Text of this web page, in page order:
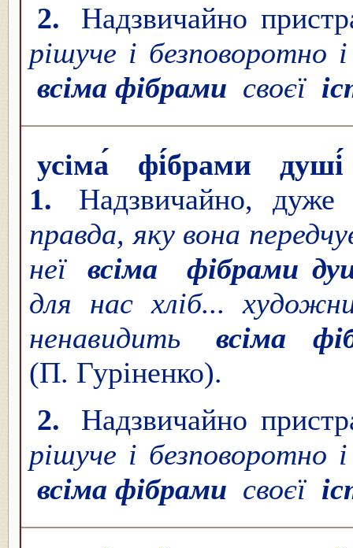
2.
Надзвичайно
рішуче і
всіма фібрами своєї
усіма́ фі́брами
1.
Надзвичайно,
правда, яку вона
неї
всіма
фібрами
для нас хліб...
ненавидить
всіма
(П. Гуріненко).
2.
Надзвичайно
рішуче і
всіма фібрами своєї